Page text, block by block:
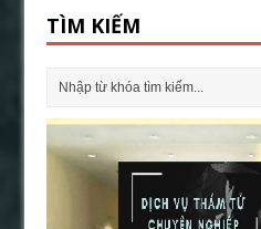
TÌM KIẾM